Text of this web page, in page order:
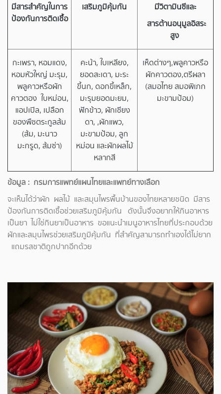
มีสารสำคัญในการ
ป้องกันการติดเชื้อ
เสริมภูมิคุ้มกัน
มีวิตามินซีและ
สารต้านอนุมูลอิสระ
สูง
กะเพรา, หอมแดง,
หอมหัวใหญ่ มะรุม,
พลูคาวหรือผัก
คาวตอง ใบหม่อน,
แอปเปิล, เปลือก
ของพืชตระกูลส้ม
(ส้ม, มะนาว
มะกรูด, ส้มซ่า)
คะน้า, ใบเหลียง,
ยอดสะเดา, มะระ
ขี้นก, ดอกขี้เหล็ก,
มะรุมยอดมะยม,
ฟักข้าว, ผักเชียง
ดา, ,ผักแพว,
มะขามป้อม, ลูก
หม่อน และผักผลไม้
หลากสี
เห็ดต่างๆ,พลูคาวหรือ
ผักคาวตอง,ตรีผลา
(สมอไทย สมอพิเภก
มะขามป้อม)
ข้อมูล : กรมการแพทย์แผนไทยและแพทย์ทางเลือก
จะเห็นได้ว่าผัก ผลไม้ และสมุนไพรพื้นบ้านของไทยหลายชนิด มีสาร
ป้องกันการติดเชื้อช่วยเสริมภูมิคุ้มกัน ดังนั้นจึงอยากให้กินอาหาร
เป็นยา ไม่ใช่กินยาเป็นอาหาร ขอแนะนำเมนูอาหารไทยที่ประกอบด้วย
ผักและสมุนไพรช่วยเสริมภูมิคุ้มกัน ที่สำคัญสามารถทำเองได้ไม่ยาก
แถมรสชาติถูกปากอีกด้วย